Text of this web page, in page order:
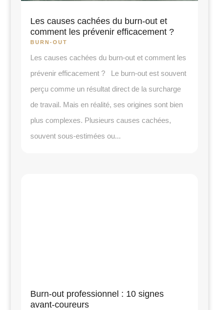
Les causes cachées du burn-out et
comment les prévenir efficacement ?
BURN-OUT
Les causes cachées du burn-out et comment les
prévenir efficacement ? Le burn-out est souvent
perçu comme un résultat direct de la surcharge
de travail. Mais en réalité, ses origines sont bien
plus complexes. Plusieurs causes cachées,
souvent sous-estimées ou...
Burn-out professionnel : 10 signes
avant-coureurs